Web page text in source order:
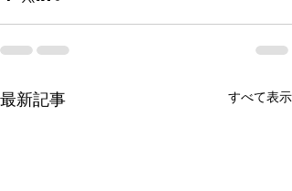
最新記事 すべて表示